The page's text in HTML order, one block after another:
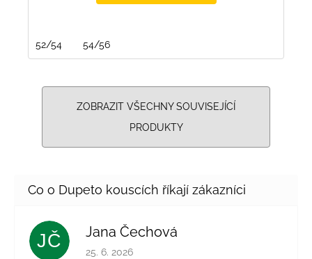
52/54 54/56
ZOBRAZIT VŠECHNY SOUVISEJÍCÍ
PRODUKTY
JČ Jana Čechová
Hodnocení obchodu je 5 z 5 hvězdiček.
25. 6. 2026